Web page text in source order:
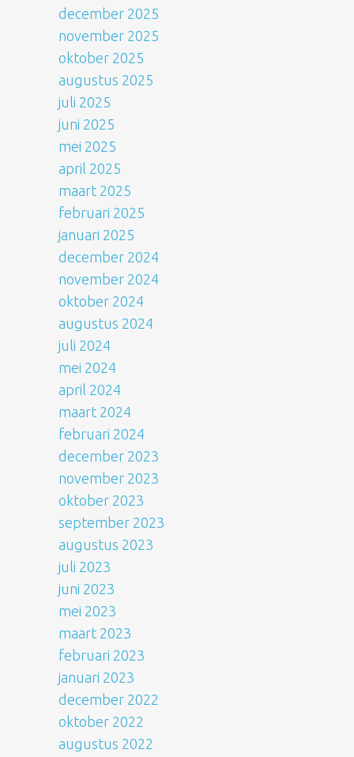
december 2025
november 2025
oktober 2025
augustus 2025
juli 2025
juni 2025
mei 2025
april 2025
maart 2025
februari 2025
januari 2025
december 2024
november 2024
oktober 2024
augustus 2024
juli 2024
mei 2024
april 2024
maart 2024
februari 2024
december 2023
november 2023
oktober 2023
september 2023
augustus 2023
juli 2023
juni 2023
mei 2023
maart 2023
februari 2023
januari 2023
december 2022
oktober 2022
augustus 2022